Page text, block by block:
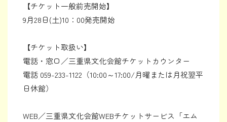
【チケット一般前売開始】
9月28日(土)10：00発売開始
【チケット取扱い】
電話・窓口／三重県文化会館チケットカウンター
電話 059-233-1122（10:00～17:00/月曜または月祝翌平
日休館）
WEB／三重県文化会館WEBチケットサービス「エム